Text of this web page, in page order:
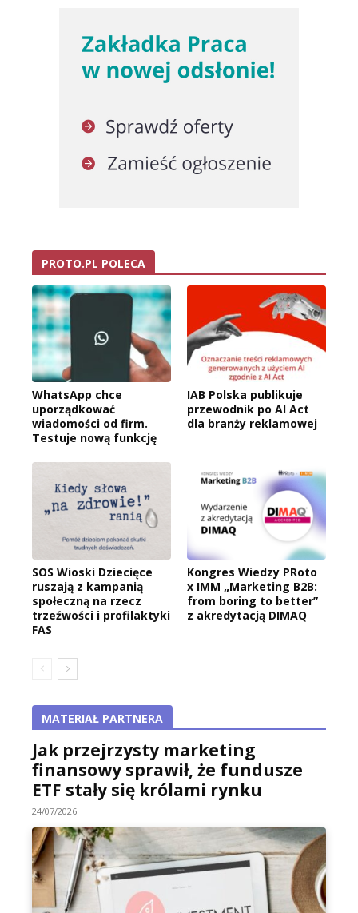
PROTO.PL POLECA
WhatsApp chce
uporządkować
wiadomości od firm.
Testuje nową funkcję
IAB Polska publikuje
przewodnik po AI Act
dla branży reklamowej
SOS Wioski Dziecięce
ruszają z kampanią
społeczną na rzecz
trzeźwości i profilaktyki
FAS
Kongres Wiedzy PRoto
x IMM „Marketing B2B:
from boring to better”
z akredytacją DIMAQ
MATERIAŁ PARTNERA
Jak przejrzysty marketing
finansowy sprawił, że fundusze
ETF stały się królami rynku
24/07/2026